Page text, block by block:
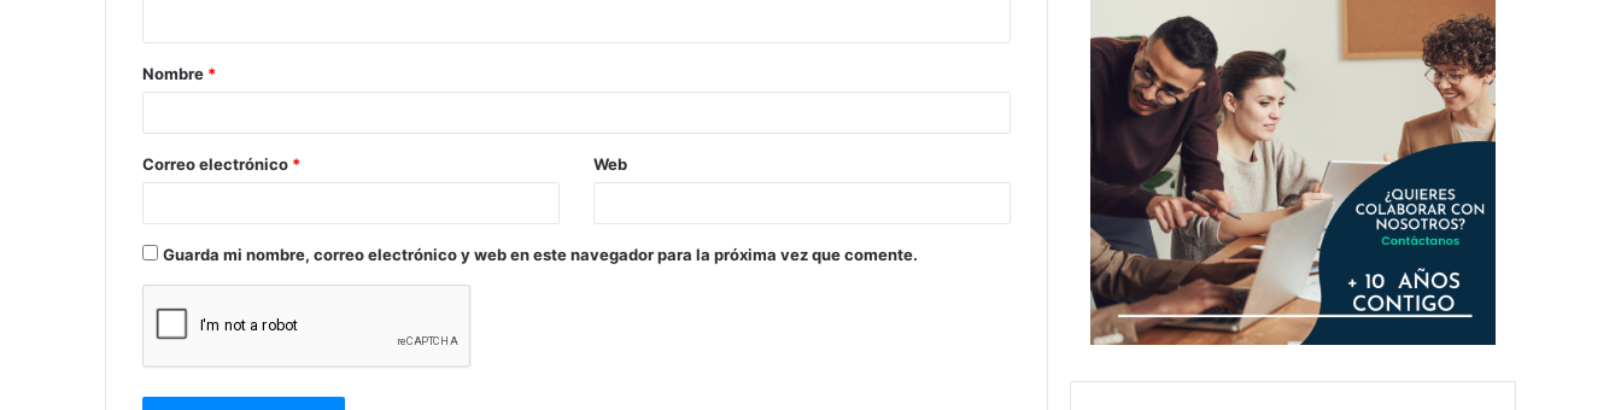
a
r
*
Nombre *
Correo electrónico * Web
Guarda mi nombre, correo electrónico y web en este navegador para la próxima vez que comente.